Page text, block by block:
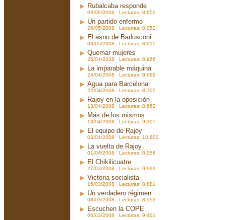
Rubalcaba responde
09/06/2008 Lecturas: 8.650
Un partido enfermo
26/05/2008 Lecturas: 8.252
El asno de Barlusconi
03/05/2008 Lecturas: 8.615
Quemar mujeres
26/04/2008 Lecturas: 8.966
La imparable máquina
24/04/2008 Lecturas: 9.069
Agua para Barcelona
22/04/2008 Lecturas: 8.705
Rajoy en la oposición
13/04/2008 Lecturas: 8.662
Más de los mismos
13/04/2008 Lecturas: 9.307
El equipo de Rajoy
03/04/2008 Lecturas: 10.803
La vuelta de Rajoy
01/04/2008 Lecturas: 8.256
El Chikilicuatre
27/03/2008 Lecturas: 9.999
Victoria socialista
16/03/2008 Lecturas: 8.881
Un verdadero régimen
08/03/2008 Lecturas: 8.552
Escuchen la COPE
06/03/2008 Lecturas: 9.401